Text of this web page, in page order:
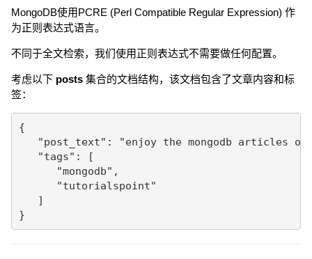
MongoDB使用PCRE (Perl Compatible Regular Expression) 作
为正则表达式语言。
不同于全文检索，我们使用正则表达式不需要做任何配置。
考虑以下 posts 集合的文档结构，该文档包含了文章内容和标
签：
{
"post_text": "enjoy the mongodb articles on
   "tags": [
      "mongodb",
      "tutorialspoint"
   ]